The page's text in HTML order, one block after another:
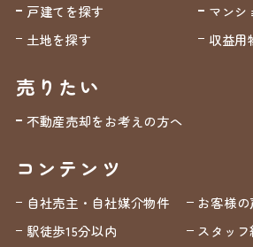
戸建てを探す
マンシ
土地を探す
収益用
売りたい
不動産売却をお考えの方へ
コンテンツ
自社売主・自社媒介物件
駅徒歩15分以内
お客様の
スタッフ